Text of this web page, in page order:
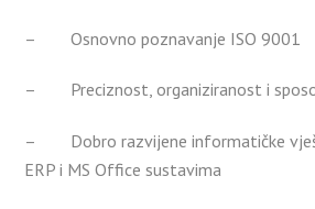
– Osnovno poznavanje ISO 9001
– Preciznost, organiziranost i
– Dobro razvijene informatičke
ERP i MS Office sustavima